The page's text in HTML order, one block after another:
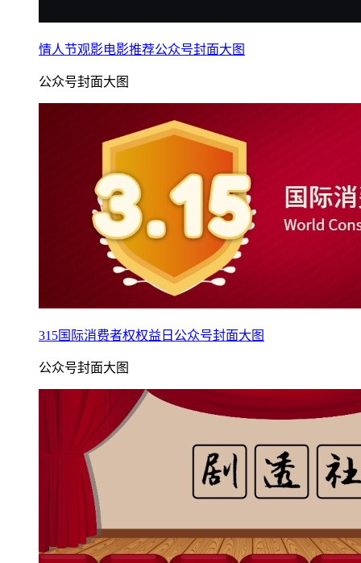
情人节观影电影推荐公众号封面大图
公众号封面大图
315国际消费者权权益日公众号封面大图
公众号封面大图